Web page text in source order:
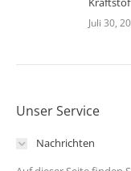
Juli 30,
Unser Service
Nachrichten